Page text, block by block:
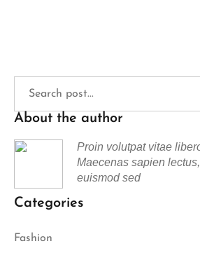
About the author
Proin volutpat vitae
Maecenas sapien
euismod sed
Categories
Fashion